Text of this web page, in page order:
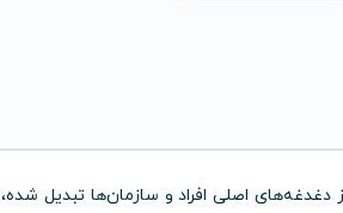
اصلی افراد و سازمان‌ها تبدیل شده،